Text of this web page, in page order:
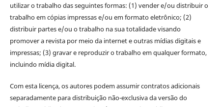
utilizar o trabalho das seguintes formas: (1) vender e/ou distribuir o
trabalho em cópias impressas e/ou em formato eletrônico; (2)
distribuir partes e/ou o trabalho na sua totalidade visando
promover a revista por meio da internet e outras mídias digitais e
impressas; (3) gravar e reproduzir o trabalho em qualquer formato,
incluindo mídia digital.
Com esta licença, os autores podem assumir contratos adicionais
separadamente para distribuição não-exclusiva da versão do